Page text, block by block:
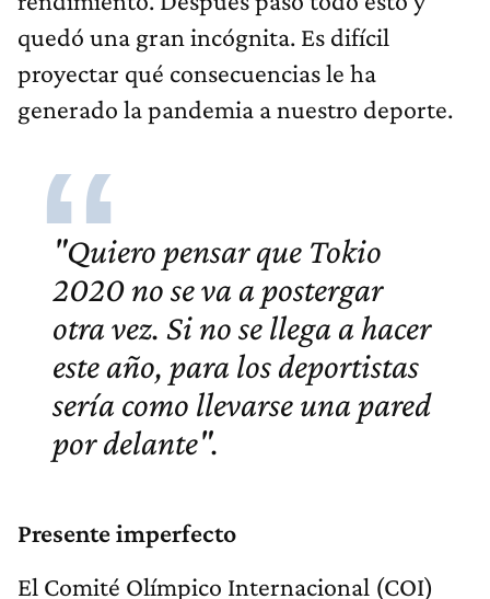
quedó una gran incógnita. Es difícil
proyectar qué consecuencias le ha
generado la pandemia a nuestro deporte.
"Quiero pensar que Tokio
2020 no se va a postergar
otra vez. Si no se llega a hacer
este año, para los deportistas
sería como llevarse una pared
por delante".
Presente imperfecto
El Comité Olímpico Internacional (COI)